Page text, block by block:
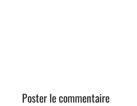
Poster le commentaire